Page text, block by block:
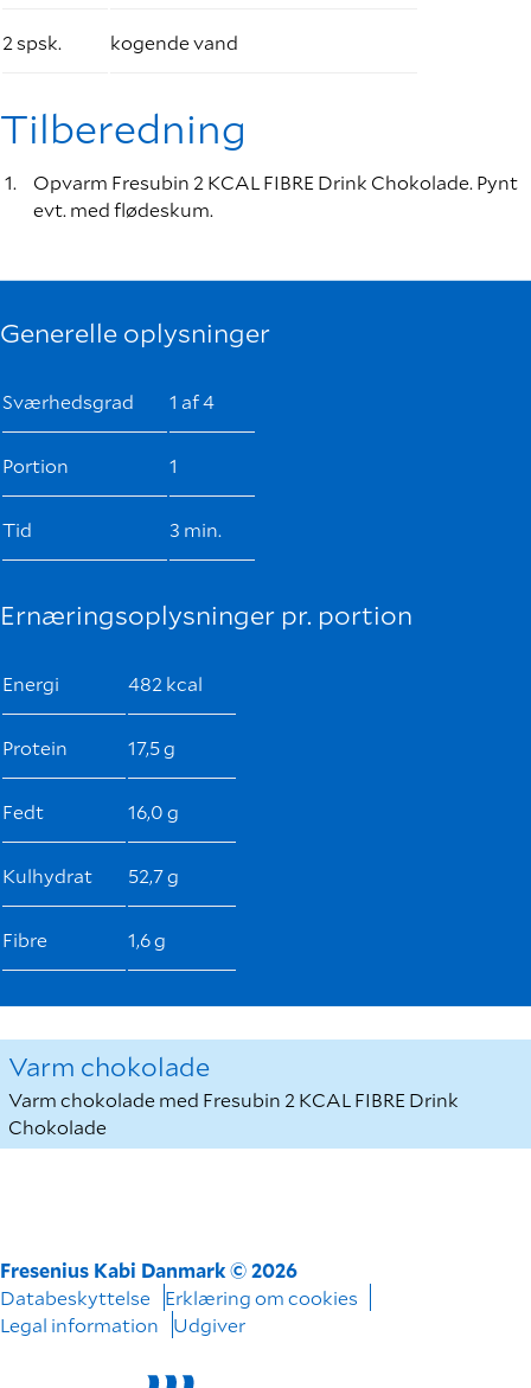
2 spsk. kogende vand
Tilberedning
Opvarm Fresubin 2 KCAL FIBRE Drink Chokolade. Pynt
evt. med flødeskum.
Generelle oplysninger
Sværhedsgrad 1 af 4
Portion 1
Tid 3 min.
Ernæringsoplysninger pr. portion
Energi 482 kcal
Protein 17,5 g
Fedt 16,0 g
Kulhydrat 52,7 g
Fibre 1,6 g
Varm chokolade
Varm chokolade med Fresubin 2 KCAL FIBRE Drink
Chokolade
Fresenius Kabi Danmark © 2026
Databeskyttelse
Erklæring om cookies
Legal information
Udgiver